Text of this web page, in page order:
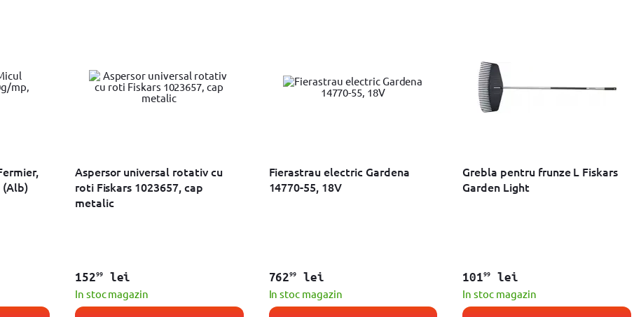
(Alb)
Aspersor universal rotativ cu
roti Fiskars 1023657, cap
metalic
15299lei
In stoc magazin
Fierastrau electric Gardena
14770-55, 18V
76299
lei
In stoc magazin
Grebla pentru frunze L Fiskars
Garden Light
10199
lei
In stoc magazin